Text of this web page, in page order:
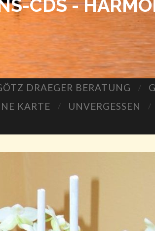
CDS -
DRAEGER BERATUNG
KARTE UNVERGESSEN